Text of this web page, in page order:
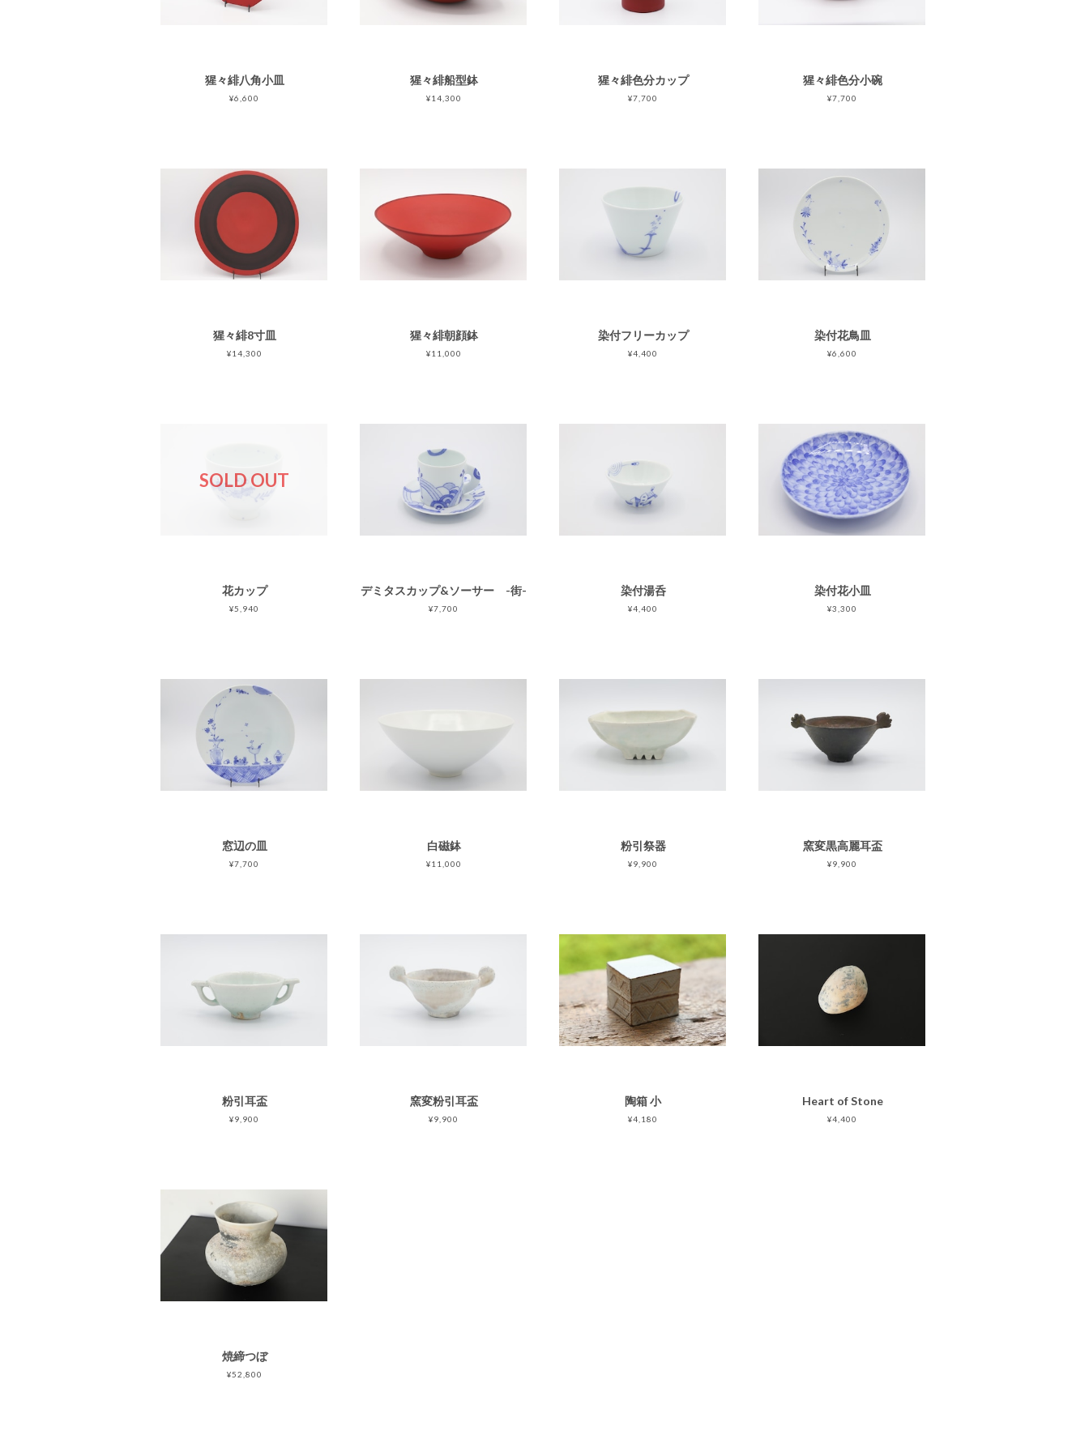
猩々緋八角小皿
¥6,600
猩々緋船型鉢
¥14,300
猩々緋色分カップ
¥7,700
猩々緋色分小碗
¥7,700
猩々緋8寸皿
¥14,300
猩々緋朝顔鉢
¥11,000
染付フリーカップ
¥4,400
染付花鳥皿
¥6,600
SOLD OUT
花カップ
¥5,940
デミタスカップ&ソーサー -街-
¥7,700
染付湯呑
¥4,400
染付花小皿
¥3,300
窓辺の皿
¥7,700
白磁鉢
¥11,000
粉引祭器
¥9,900
窯変黒高麗耳盃
¥9,900
粉引耳盃
¥9,900
窯変粉引耳盃
¥9,900
陶箱 小
¥4,180
Heart of Stone
¥4,400
焼締つぼ
¥52,800